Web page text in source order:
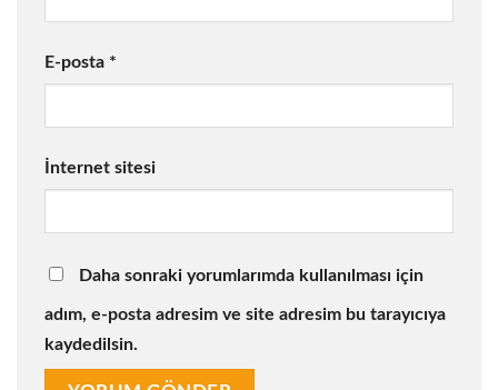
E-posta *
İnternet sitesi
Daha sonraki yorumlarımda kullanılması için
adım, e-posta adresim ve site adresim bu tarayıcıya
kaydedilsin.